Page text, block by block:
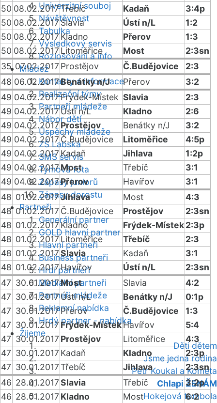
Univerzitní souboj
Návštěvnost
Tabulka
Výsledkový servis
Rozlosování a info
Mládež
Kontakty a informace
Realizační týmy
Partneři mládeže
Nábor dětí
Úspěchy mládeže
ZŠ Labská
SMS servis
Týmová fota
Zápasy juniorů
Zápasy dorostu
Partneři
Generální partner
GOLD hlavní partner
Hlavní partneři
Business partneři
Hrdí partneři
Mediální partneři
Partneři mládeže
Reklamní nabídka
Hrdý partner - nabídka
Žijeme
Děti dětem
Jsme jedna rodina
Petr Koukal a Kometa
Chlapi ŽENÁM
Hokejová tombola
50 08.02.2017Třebíč Kadaň
3:4p
50 08.02.2017Slavia Ústí n/L
1:2
50 08.02.2017 Kladno Přerov
1:3
50 08.02.2017 Litoměřice Most
2:3sn
35 07.02.2017 Prostějov Č.Budějovice
2:3
48 06.02.2017Benátky n/J Přerov
3:2
49 04.02.2017Frýdek-Místek Slavia
2:3
49 04.02.2017 Ústí n/L Kladno
2:6
49 04.02.2017Prostějov Benátky n/J
3:2
49 04.02.2017 Č.Budějovice Litoměřice
4:5p
49 04.02.2017Kadaň Jihlava
1:2p
49 04.02.2017Most Třebíč
3:1
49 04.02.2017Přerov Havířov
3:1
48 01.02.2017Jihlava Most
4:3
48 01.02.2017 Č.Budějovice Prostějov
2:3sn
48 01.02.2017Kladno Frýdek-Místek2:3p
48 01.02.2017 Litoměřice Třebíč
2:3
48 01.02.2017Slavia Kadaň
3:1
48 01.02.2017Havířov Ústí n/L
2:3sn
47 30.01.2017Most Slavia
4:2
47 30.01.2017Ústí n/L Benátky n/J
0:1p
47 30.01.2017Přerov Č.Budějovice
1:3
47 30.01.2017 Frýdek-MístekHavířov
5:4
47 30.01.2017 Prostějov Litoměřice
4:3
47 30.01.2017 Kadaň Kladno
2:3p
47 30.01.2017Třebíč Jihlava
2:3sn
46 28.01.2017Slavia Třebíč
3:2p
46 28.01.2017 Kladno Most
6:2